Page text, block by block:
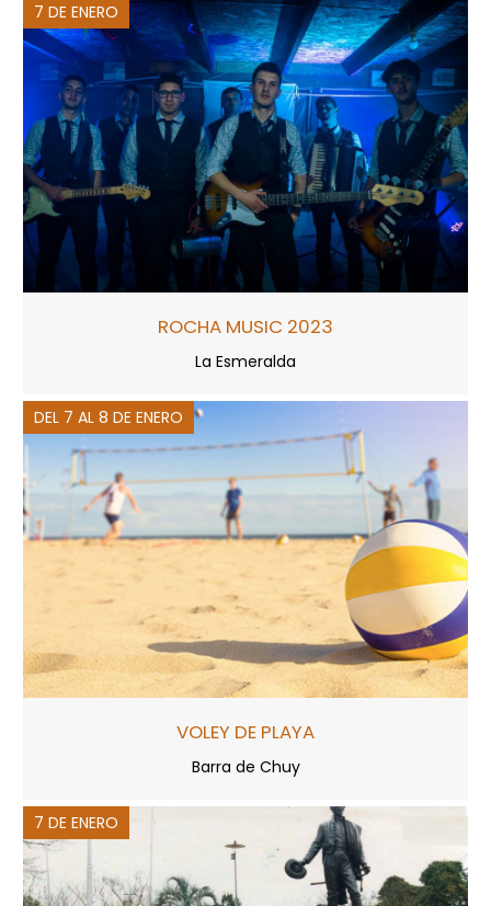
7 DE ENERO
ROCHA MUSIC 2023
La Esmeralda
DEL 7 AL 8 DE ENERO
VOLEY DE PLAYA
Barra de Chuy
7 DE ENERO